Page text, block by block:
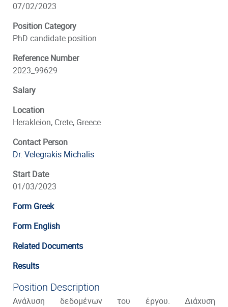
07/02/2023
Position Category
PhD candidate position
Reference Number
2023_99629
Salary
Location
Herakleion, Crete, Greece
Contact Person
Dr. Velegrakis Michalis
Start Date
01/03/2023
Form Greek
Form English
Related Documents
Results
Position Description
Ανάλυση δεδομένων του έργου. Διάχυση